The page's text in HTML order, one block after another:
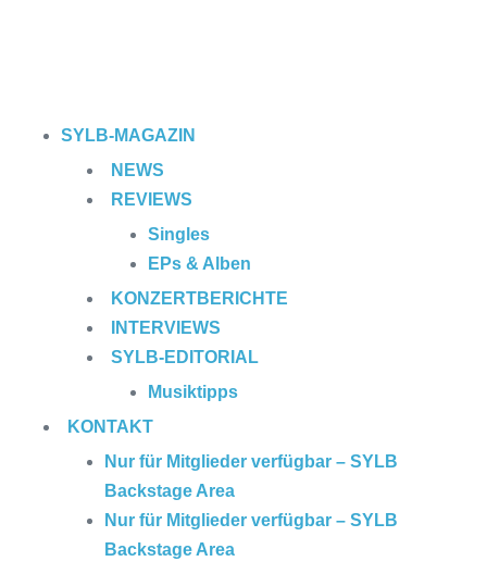
SYLB-MAGAZIN
NEWS
REVIEWS
Singles
EPs & Alben
KONZERTBERICHTE
INTERVIEWS
SYLB-EDITORIAL
Musiktipps
KONTAKT
Nur für Mitglieder verfügbar – SYLB
Backstage Area
Nur für Mitglieder verfügbar – SYLB
Backstage Area